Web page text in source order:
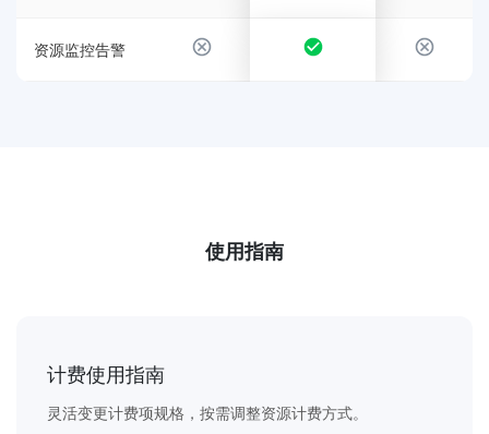
资源监控告警
使用指南
计费使用指南
灵活变更计费项规格，按需调整资源计费方式。